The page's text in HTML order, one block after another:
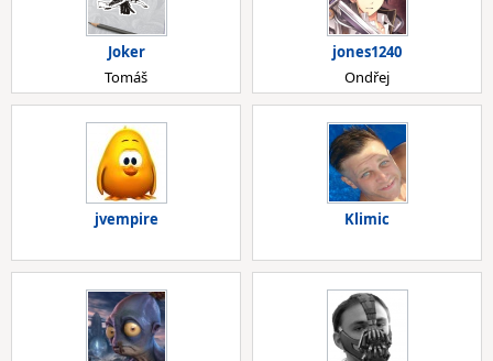
Joker
Tomáš
jones1240
Ondřej
jvempire Klimic